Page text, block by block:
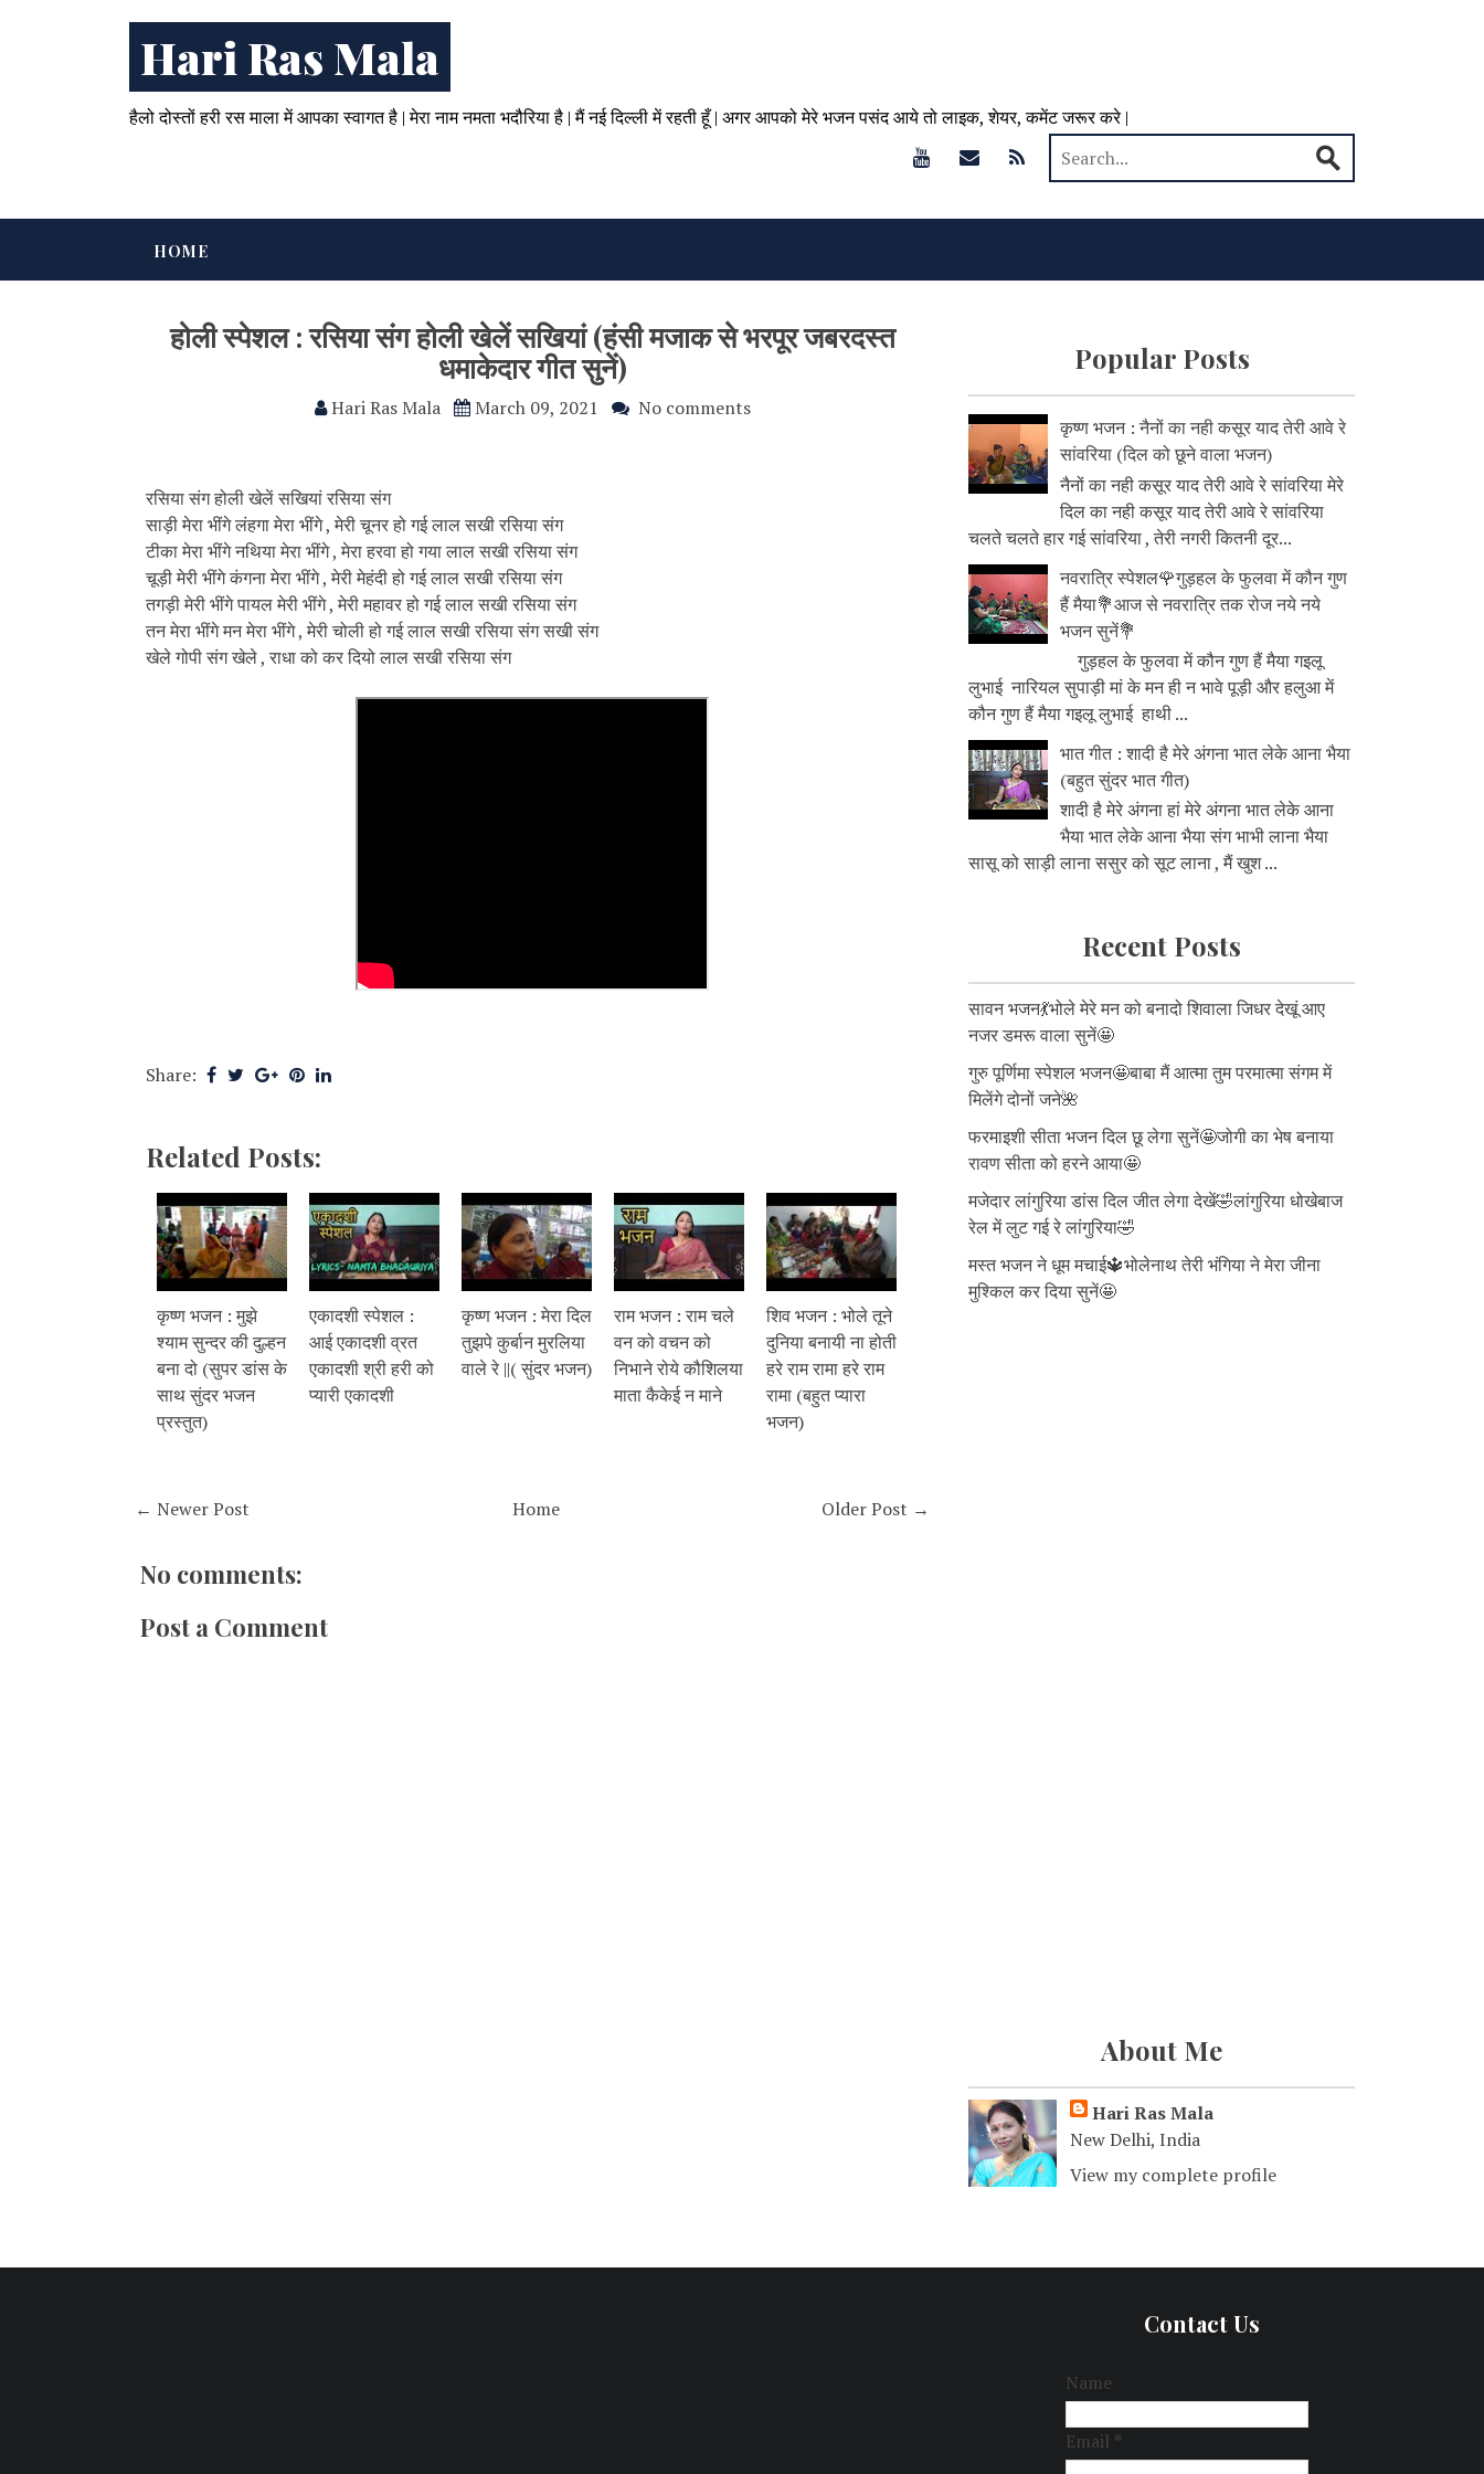
Hari Ras Mala
हैलो दोस्तों हरी रस माला में आपका स्वागत है | मेरा नाम नमता भदौरिया है | मैं नई दिल्ली में रहती हूँ | अगर आपको मेरे भजन पसंद आये तो लाइक, शेयर, कमेंट जरूर करे |
HOME
होली स्पेशल : रसिया संग होली खेलें सखियां (हंसी मजाक से भरपूर जबरदस्त
धमाकेदार गीत सुनें)
Hari Ras Mala March 09, 2021 No comments
रसिया संग होली खेलें सखियां रसिया संग
साड़ी मेरा भींगे लंहगा मेरा भींगे , मेरी चूनर हो गई लाल सखी रसिया संग
टीका मेरा भींगे नथिया मेरा भींगे , मेरा हरवा हो गया लाल सखी रसिया संग
चूड़ी मेरी भींगे कंगना मेरा भींगे , मेरी मेहंदी हो गई लाल सखी रसिया संग
तगड़ी मेरी भींगे पायल मेरी भींगे , मेरी महावर हो गई लाल सखी रसिया संग
तन मेरा भींगे मन मेरा भींगे , मेरी चोली हो गई लाल सखी रसिया संग सखी संग
खेले गोपी संग खेले , राधा को कर दियो लाल सखी रसिया संग
Share:
Related Posts:
कृष्ण भजन : मुझे
श्याम सुन्दर की दुल्हन
बना दो (सुपर डांस के
साथ सुंदर भजन
प्रस्तुत)
एकादशी स्पेशल :
आई एकादशी व्रत
एकादशी श्री हरी को
प्यारी एकादशी
कृष्ण भजन : मेरा दिल
तुझपे कुर्बान मुरलिया
वाले रे ||( सुंदर भजन)
राम भजन : राम चले
वन को वचन को
निभाने रोये कौशिलया
माता कैकेई न माने
शिव भजन : भोले तूने
दुनिया बनायी ना होती
हरे राम रामा हरे राम
रामा (बहुत प्यारा
भजन)
← Newer Post Older Post →
Home
No comments:
Post a Comment
Popular Posts
कृष्ण भजन : नैनों का नही कसूर याद तेरी आवे रे
सांवरिया (दिल को छूने वाला भजन)
नैनों का नही कसूर याद तेरी आवे रे सांवरिया मेरे
दिल का नही कसूर याद तेरी आवे रे सांवरिया
चलते चलते हार गई सांवरिया , तेरी नगरी कितनी दूर...
नवरात्रि स्पेशल🌹गुड़हल के फुलवा में कौन गुण
हैं मैया💐आज से नवरात्रि तक रोज नये नये
भजन सुनें💐
गुड़हल के फुलवा में कौन गुण हैं मैया गइलू
लुभाई नारियल सुपाड़ी मां के मन ही न भावे पूड़ी और हलुआ में
कौन गुण हैं मैया गइलू लुभाई हाथी ...
भात गीत : शादी है मेरे अंगना भात लेके आना भैया
(बहुत सुंदर भात गीत)
शादी है मेरे अंगना हां मेरे अंगना भात लेके आना
भैया भात लेके आना भैया संग भाभी लाना भैया
सासू को साड़ी लाना ससुर को सूट लाना , मैं खुश ...
Recent Posts
सावन भजन💃भोले मेरे मन को बनादो शिवाला जिधर देखूं आए
नजर डमरू वाला सुनें🤩
गुरु पूर्णिमा स्पेशल भजन🤩बाबा मैं आत्मा तुम परमात्मा संगम में
मिलेंगे दोनों जने🌺
फरमाइशी सीता भजन दिल छू लेगा सुनें🤩जोगी का भेष बनाया
रावण सीता को हरने आया🤩
मजेदार लांगुरिया डांस दिल जीत लेगा देखें🤣लांगुरिया धोखेबाज
रेल में लुट गई रे लांगुरिया🤣
मस्त भजन ने धूम मचाई🔱भोलेनाथ तेरी भंगिया ने मेरा जीना
मुश्किल कर दिया सुनें🤩
About Me
Hari Ras Mala
New Delhi, India
View my complete profile
Contact Us
Name
Email *